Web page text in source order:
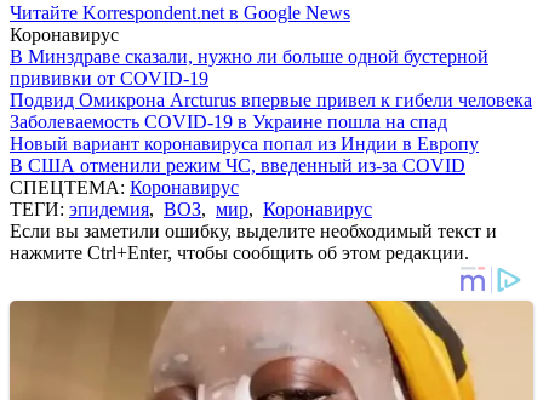
Читайте Korrespondent.net в Google News
Коронавирус
В Минздраве сказали, нужно ли больше одной бустерной
прививки от COVID-19
Подвид Омикрона Arcturus впервые привел к гибели человека
Заболеваемость COVID-19 в Украине пошла на спад
Новый вариант коронавируса попал из Индии в Европу
В США отменили режим ЧС, введенный из-за COVID
СПЕЦТЕМА: Коронавирус
ТЕГИ: эпидемия, ВОЗ, мир, Коронавирус
Если вы заметили ошибку, выделите необходимый текст и
нажмите Ctrl+Enter, чтобы сообщить об этом редакции.